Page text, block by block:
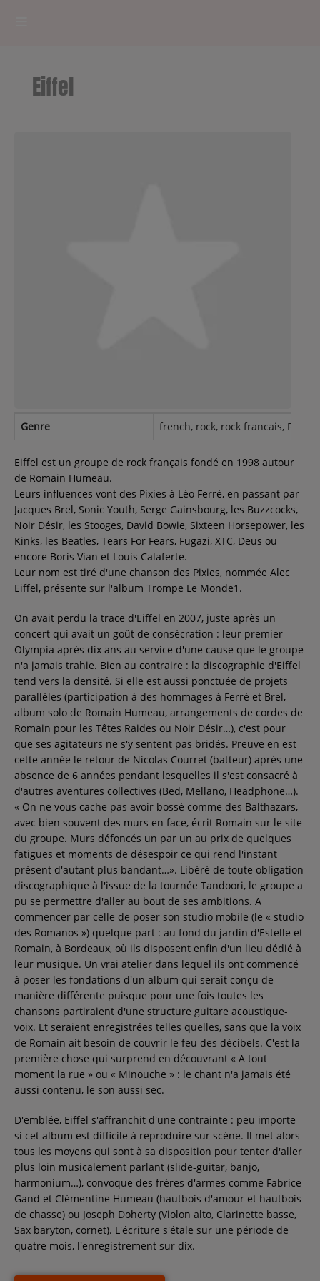
RADIOPLAYER
Recherche d'un titre
SE CONNECTER
Eiffel
Genre french, rock, rock francais,
Eiffel est un groupe de rock français fondé en 1998 autour
de Romain Humeau.
Leurs influences vont des Pixies à Léo Ferré, en passant par
Jacques Brel, Sonic Youth, Serge Gainsbourg, les Buzzcocks,
Noir Désir, les Stooges, David Bowie, Sixteen Horsepower, les
Kinks, les Beatles, Tears For Fears, Fugazi, XTC, Deus ou
encore Boris Vian et Louis Calaferte.
Leur nom est tiré d'une chanson des Pixies, nommée Alec
Eiffel, présente sur l'album Trompe Le Monde1.
On avait perdu la trace d'Eiffel en 2007, juste après un
concert qui avait un goût de consécration : leur premier
Olympia après dix ans au service d'une cause que le groupe
n'a jamais trahie. Bien au contraire : la discographie d'Eiffel
tend vers la densité. Si elle est aussi ponctuée de projets
parallèles (participation à des hommages à Ferré et Brel,
album solo de Romain Humeau, arrangements de cordes de
Romain pour les Têtes Raides ou Noir Désir…), c'est pour
que ses agitateurs ne s'y sentent pas bridés. Preuve en est
cette année le retour de Nicolas Courret (batteur) après une
absence de 6 années pendant lesquelles il s'est consacré à
d'autres aventures collectives (Bed, Mellano, Headphone…).
« On ne vous cache pas avoir bossé comme des Balthazars,
avec bien souvent des murs en face, écrit Romain sur le site
du groupe. Murs défoncés un par un au prix de quelques
fatigues et moments de désespoir ce qui rend l'instant
présent d'autant plus bandant…». Libéré de toute obligation
discographique à l'issue de la tournée Tandoori, le groupe a
pu se permettre d'aller au bout de ses ambitions. A
commencer par celle de poser son studio mobile (le « studio
des Romanos ») quelque part : au fond du jardin d'Estelle et
Romain, à Bordeaux, où ils disposent enfin d'un lieu dédié à
leur musique. Un vrai atelier dans lequel ils ont commencé
à poser les fondations d'un album qui serait conçu de
manière différente puisque pour une fois toutes les
chansons partiraient d'une structure guitare acoustique-
voix. Et seraient enregistrées telles quelles, sans que la voix
de Romain ait besoin de couvrir le feu des décibels. C'est la
première chose qui surprend en découvrant « A tout
moment la rue » ou « Minouche » : le chant n'a jamais été
aussi contenu, le son aussi sec.
D'emblée, Eiffel s'affranchit d'une contrainte : peu importe
si cet album est difficile à reproduire sur scène. Il met alors
tous les moyens qui sont à sa disposition pour tenter d'aller
plus loin musicalement parlant (slide-guitar, banjo,
harmonium…), convoque des frères d'armes comme Fabrice
Gand et Clémentine Humeau (hautbois d'amour et hautbois
de chasse) ou Joseph Doherty (Violon alto, Clarinette basse,
Sax baryton, cornet). L'écriture s'étale sur une période de
quatre mois, l'enregistrement sur dix.